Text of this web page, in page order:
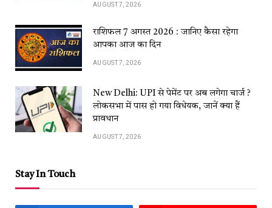
AUGUST 7, 2026
राशिफल 7 अगस्त 2026 : जानिए कैसा रहेगा
आपका आज का दिन
AUGUST 7, 2026
New Delhi: UPI से पेमेंट पर अब लगेगा चार्ज ?
लोकसभा में पास हो गया विधेयक, जानें क्या हैं
प्रावधान
AUGUST 7, 2026
Stay In Touch